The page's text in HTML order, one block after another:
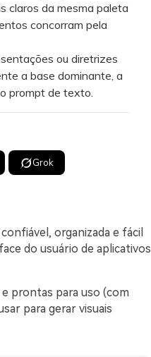
claros da mesma paleta
concorram pela
ou diretrizes
a base dominante, a
prompt de texto.
Grok
organizada e fácil
do usuário de aplicativos
prontas para uso (com
para gerar visuais